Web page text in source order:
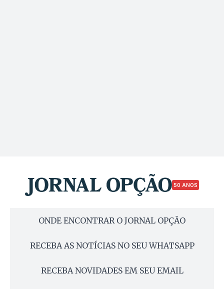
50 ANOS
ONDE ENCONTRAR O JORNAL OPÇÃO
RECEBA AS NOTÍCIAS NO SEU WHATSAPP
RECEBA NOVIDADES EM SEU EMAIL